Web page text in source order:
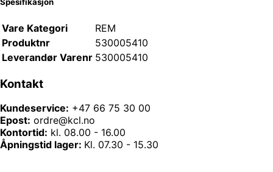
Vare Kategori
REM
Produktnr
530005410
Leverandør Varenr 530005410
Kontakt
Kundeservice: +47 66 75 30 00
Epost: ordre@kcl.no
Kontortid: kl. 08.00 - 16.00
Åpningstid lager: Kl. 07.30 - 15.30